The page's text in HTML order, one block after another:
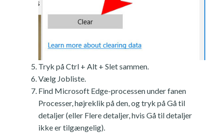
Tryk på Ctrl + Alt + Slet sammen.
Vælg Jobliste.
Find Microsoft Edge-processen under fanen
Processer, højreklik på den, og tryk på Gå til
detaljer (eller Flere detaljer, hvis Gå til detaljer
ikke er tilgængelig).